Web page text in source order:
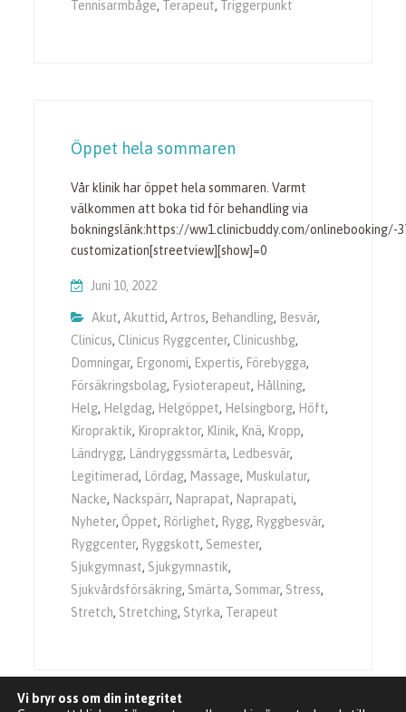
Tennisarmbåge, Terapeut, Triggerpunkt
Öppet hela sommaren
Vår klinik har öppet hela sommaren. Varmt
välkommen att boka tid för behandling via
bokningslänk:https://ww1.clinicbuddy.com/onlinebooking/-
customization[streetview][show]=0
Juni 10, 2022
Akut,Akuttid,Artros, Behandling, Besvär,
Clinicus, Clinicus Ryggcenter, Clinicushbg,
Domningar, Ergonomi, Expertis, Förebygga,
Försäkringsbolag, Fysioterapeut, Hållning,
Helg, Helgdag, Helgöppet, Helsingborg, Höft,
Kiropraktik, Kiropraktor, Klinik, Knä, Kropp,
Ländrygg, Ländryggssmärta, Ledbesvär,
Legitimerad, Lördag, Massage, Muskulatur,
Nacke, Nackspärr, Naprapat, Naprapati,
Nyheter, Öppet, Rörlighet, Rygg, Ryggbesvär,
Ryggcenter, Ryggskott, Semester,
Sjukgymnast, Sjukgymnastik,
Sjukvårdsförsäkring, Smärta, Sommar, Stress,
Stretch, Stretching, Styrka, Terapeut
Vi bryr oss om din integritet